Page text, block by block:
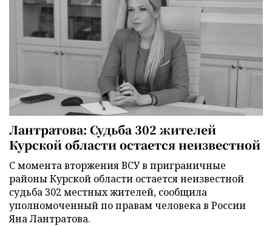
Лантратова: Судьба 302 жителей
Курской области остается неизвестной
С момента вторжения ВСУ в приграничные
районы Курской области остается неизвестной
судьба 302 местных жителей, сообщила
уполномоченный по правам человека в России
Яна Лантратова.